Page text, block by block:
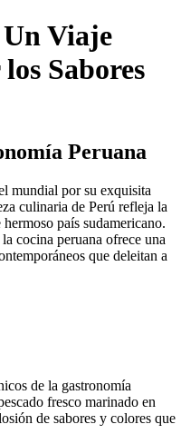
Viaje
Sabores
Peruana
mundial por su exquisita
culinaria de Perú refleja la
país sudamericano.
cocina peruana ofrece una
que deleitan a
de la gastronomía
fresco marinado en
de sabores y colores que